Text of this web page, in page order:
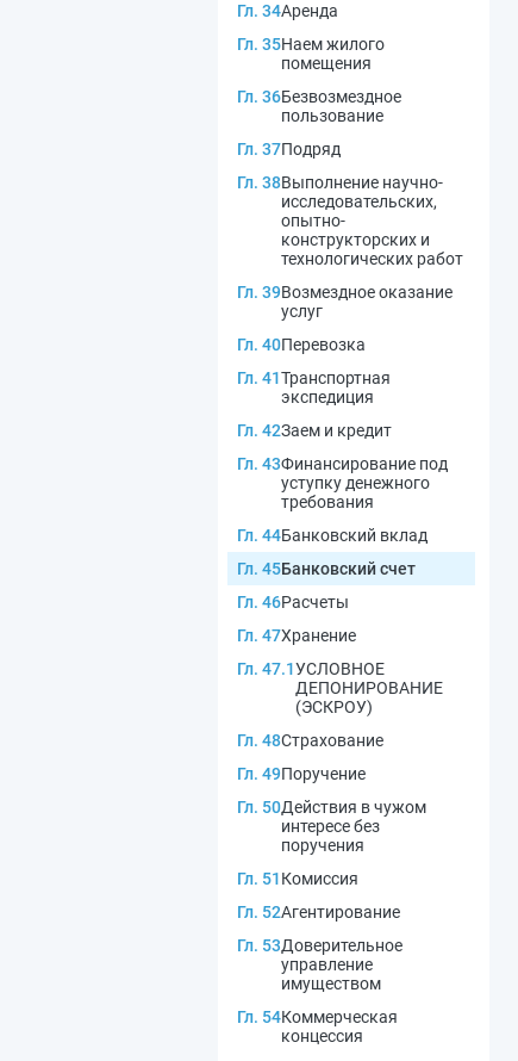
Гл. 34Аренда
Гл. 35Наем жилого
помещения
Гл. 36Безвозмездное
пользование
Гл. 37Подряд
Гл. 38Выполнение научно-
исследовательских,
опытно-
конструкторских и
технологических работ
Гл. 39Возмездное оказание
услуг
Гл. 40Перевозка
Гл. 41Транспортная
экспедиция
Гл. 42Заем и кредит
Гл. 43Финансирование под
уступку денежного
требования
Гл. 44Банковский вклад
Гл. 45Банковский счет
Гл. 46Расчеты
Гл. 47Хранение
Гл. 47.1УСЛОВНОЕ
ДЕПОНИРОВАНИЕ
(ЭСКРОУ)
Гл. 48Страхование
Гл. 49Поручение
Гл. 50Действия в чужом
интересе без
поручения
Гл. 51Комиссия
Гл. 52Агентирование
Гл. 53Доверительное
управление
имуществом
Гл. 54Коммерческая
концессия